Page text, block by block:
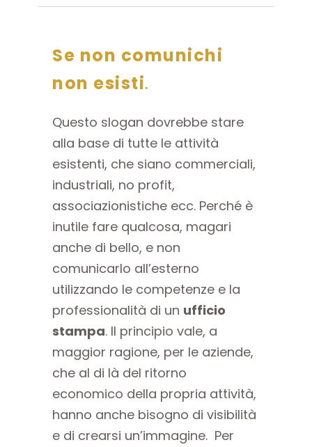
Se non comunichi
non esisti.
Questo slogan dovrebbe stare
alla base di tutte le attività
esistenti, che siano commerciali,
industriali, no profit,
associazionistiche ecc. Perché è
inutile fare qualcosa, magari
anche di bello, e non
comunicarlo all’esterno
utilizzando le competenze e la
professionalità di un ufficio
stampa. Il principio vale, a
maggior ragione, per le aziende,
che al di là del ritorno
economico della propria attività,
hanno anche bisogno di visibilità
e di crearsi un’immagine. Per